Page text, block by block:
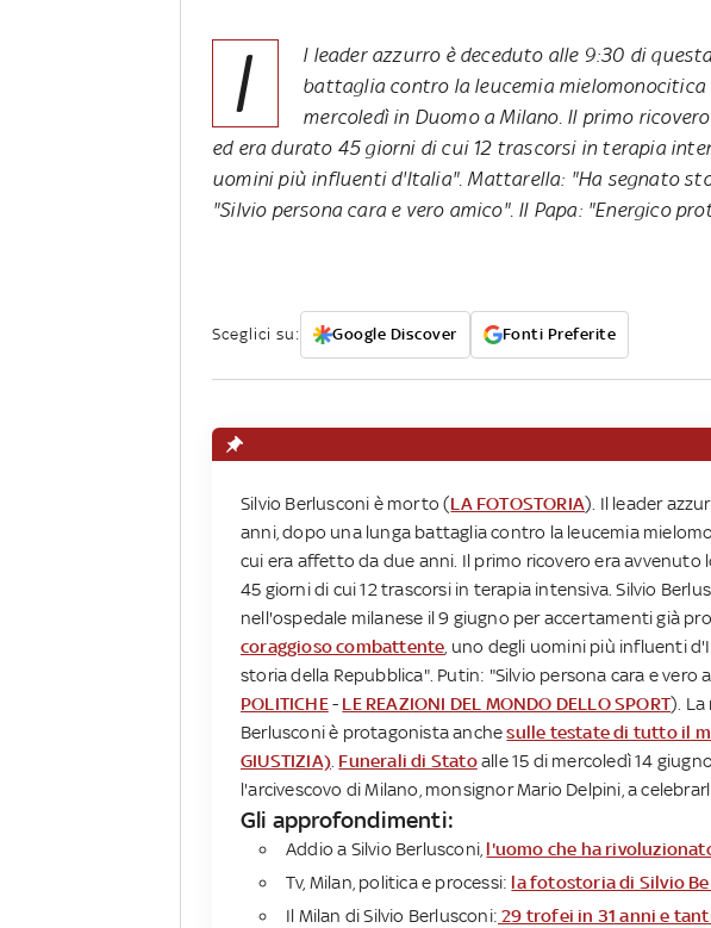
I
l leader azzurro è deceduto alle 9:30 di
battaglia contro la leucemia
mercoledì in Duomo a Milano. Il primo
ed era durato 45 giorni di cui 12 trascorsi in terapia
uomini più influenti d'Italia". Mattarella: "Ha segnato
"Silvio persona cara e vero amico". Il Papa: "Energico
Sceglici su: Google Discover Fonti Preferite
Silvio Berlusconi è morto (LA FOTOSTORIA). Il leader
anni, dopo una lunga battaglia contro la leucemia
cui era affetto da due anni. Il primo ricovero era avvenuto
45 giorni di cui 12 trascorsi in terapia intensiva. Silvio
nell'ospedale milanese il 9 giugno per accertamenti già
coraggioso combattente , uno degli uomini più influenti
storia della Repubblica". Putin: "Silvio persona cara e vero
POLITICHE- LE REAZIONI DEL MONDO DELLO SPORT). La
Berlusconi è protagonista anchesulle testate di tutto il
GIUSTIZIA) Funerali di Statoalle 15 di mercoledì 14
l'arcivescovo di Milano, monsignor Mario Delpini, a
Gli approfondimenti:
Addio a Silvio Berlusconi, l'uomo che ha
Tv, Milan, politica e processi: la fotostoria di Silvio
Il Milan di Silvio Berlusconi: 29 trofei in 31 anni e